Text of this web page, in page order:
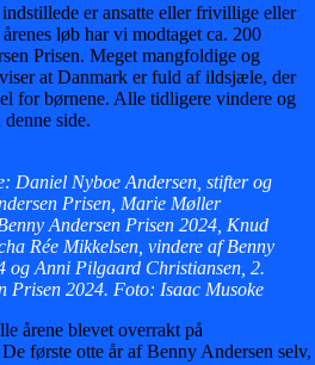
er ansatte eller frivillige eller
løb har vi modtaget ca. 200
Prisen. Meget mangfoldige og
at Danmark er fuld af ildsjæle, der
for børnene. Alle tidligere vindere og
side.
Daniel Nyboe Andersen, stifter og
Prisen, Marie Møller
Andersen Prisen 2024, Knud
Rée Mikkelsen, vindere af Benny
og Anni Pilgaard Christiansen, 2.
Prisen 2024. Foto: Isaac Musoke
årene blevet overrakt på
første otte år af Benny Andersen selv,